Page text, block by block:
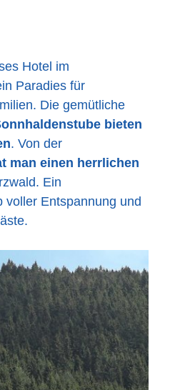
Hotel im
Paradies für
Die gemütliche
bieten
. Von der
man einen herrlichen
Ein
voller Entspannung und